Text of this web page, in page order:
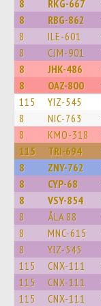
8 RKG-667
8 RBG-862
8 ILE-601
8 CJM-901
8 JHK-486
8 OAZ-800
115 YIZ-545
8 NIC-763
8 KMO-318
115 TRI-694
8 ZNY-762
8 CYP-68
8 VSY-854
8 ÅLA 88
8 MNC-615
8 YIZ-545
115 CNX-111
115 CNX-111
115 CNX-111